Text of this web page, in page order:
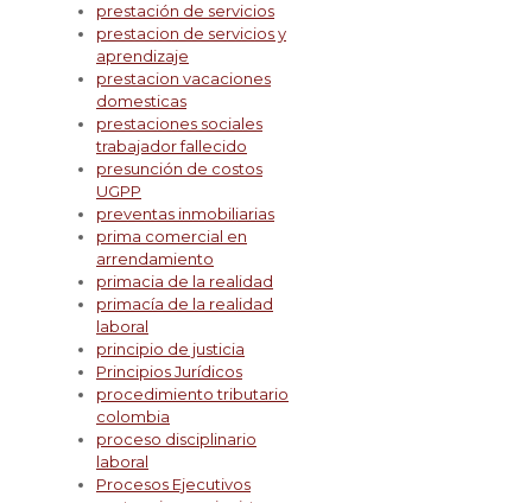
prestación de servicios
prestacion de servicios y
aprendizaje
prestacion vacaciones
domesticas
prestaciones sociales
trabajador fallecido
presunción de costos
UGPP
preventas inmobiliarias
prima comercial en
arrendamiento
primacia de la realidad
primacía de la realidad
laboral
principio de justicia
Principios Jurídicos
procedimiento tributario
colombia
proceso disciplinario
laboral
Procesos Ejecutivos